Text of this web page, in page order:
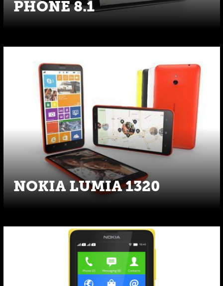
PHONE 8.1
NOKIA LUMIA 1320